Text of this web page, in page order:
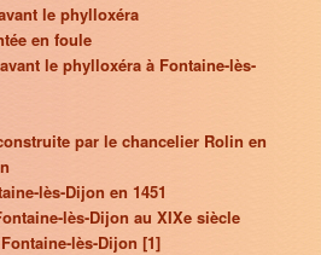
le phylloxéra
en foule
le phylloxéra à Fontaine-lès-
par le chancelier Rolin en
lès-Dijon en 1451
lès-Dijon au XIXe siècle
lès-Dijon [1]